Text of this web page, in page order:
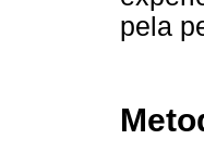
pela